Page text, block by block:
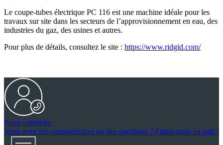
Le coupe-tubes électrique PC 116 est une machine idéale pour les
travaux sur site dans les secteurs de l’approvisionnement en eau, des
industries du gaz, des usines et autres.
Pour plus de détails, consultez le site : https://www.ridgid.com/
Nous contacter
Vous avez des commentaires ou des questions ? Faites-nous en part !